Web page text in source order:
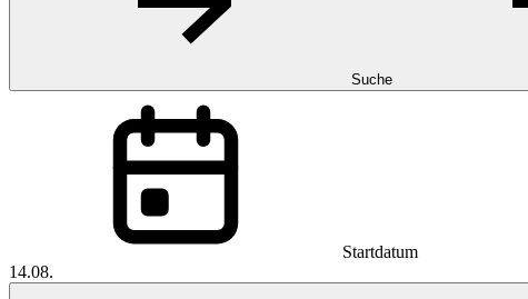
Suche
Startdatum
14.08.